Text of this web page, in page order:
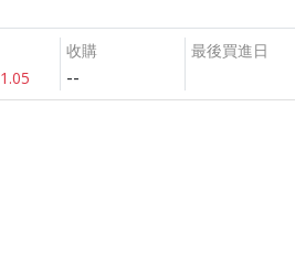
1.05
收購
--
最後買進日